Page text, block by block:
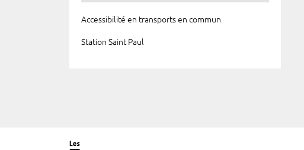
Accessibilité en transports en commun
Station Saint Paul